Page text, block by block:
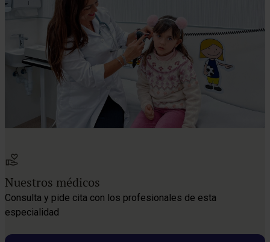
Nuestros médicos
Consulta y pide cita con los profesionales de esta
especialidad